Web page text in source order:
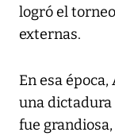
logró el
externas.
En esa
una
fue